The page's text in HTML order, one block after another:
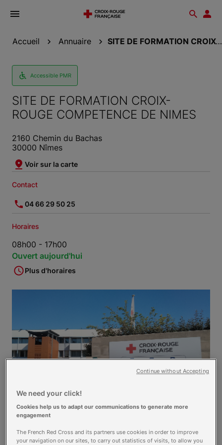
Ouvrir
Accueil Annuaire SITE DE FORMATION CROIX-ROUGE COMPETENCE DE NIMES
Accessible PMR
SITE DE FORMATION CROIX-
ROUGE COMPETENCE DE NIMES
2160 Chemin du Bachas
30000 Nîmes
Voir sur la carte
Contact
04 66 29 50 25
Horaires
08h00 - 17h00
Ouvert aujourd'hui
Plus d'horaires
Croix-Rouge Compétence - Nîmes, est un
établissement du réseau d'écoles de la Croix-
We need your click!
Cookies help us to adapt our communications to generate more
engagement
The French Red Cross and its partners use cookies in order to improve
your navigation on our sites, to carry out statistics of visits, to allow you
Continue without Accepting